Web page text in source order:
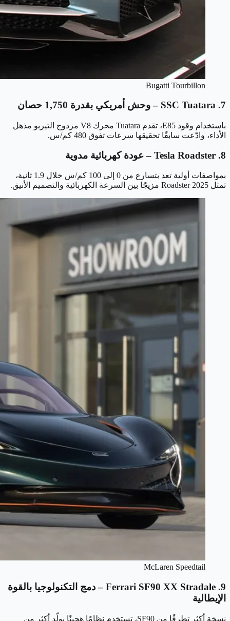
Bugatti Tourbillon
7. SSC Tuatara – وحش أمريكي بقدرة 1,750 حصان
باستخدام وقود E85، تقدم Tuatara محرك V8 مزدوج التيربو مذهل
الأداء، وادّعت سابقًا تحقيقها سرعات تفوق 480 كم/س.
8. Tesla Roadster – عودة كهربائية مدوية
بمواصفات أولية تعد بتسارع من 0 إلى 100 كم/س خلال 1.9 ثانية،
تمثل Roadster 2025 مزيجًا بين السرعة الكهربائية والتصميم الأنيق.
McLaren Speedtail
9. Ferrari SF90 XX Stradale – دمج التكنولوجيا بالقوة
الإيطالية
نسخة أكثر تطرفًا من SF90، تستخدم نظامًا هجينًا يولّد أكثر من